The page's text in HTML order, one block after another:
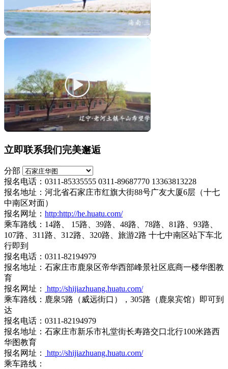
立即联系我们完美邂逅
分部
报名电话：0311-85335555 0311-89687770 13363813228
报名地址：河北省石家庄市红旗大街88号广友大厦6层（十七
中南区对面）
报名网址： http:http://he.huatu.com/
乘车路线：14路、 15路、39路、48路、78路、81路、93路、
107路、311路、312路、320路、旅游2路 十七中南区站下车北
行即到
报名电话：0311-82194979
报名地址：石家庄市鹿泉区帝华西部峰景社区底商一楼华图教
育
报名网址：
http://shijiazhuang.huatu.com/
乘车路线：鹿泉5路（威远街口），305路（鹿泉宾馆）即可到
达
报名电话：0311-82194979
报名地址：石家庄市新乐市礼堂街长寿路交口北行100米路西
华图教育
报名网址：
http://shijiazhuang.huatu.com/
乘车路线：